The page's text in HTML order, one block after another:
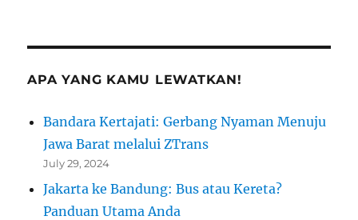
APA YANG KAMU LEWATKAN!
Bandara Kertajati: Gerbang Nyaman Menuju
Jawa Barat melalui ZTrans
July 29, 2024
Jakarta ke Bandung: Bus atau Kereta?
Panduan Utama Anda